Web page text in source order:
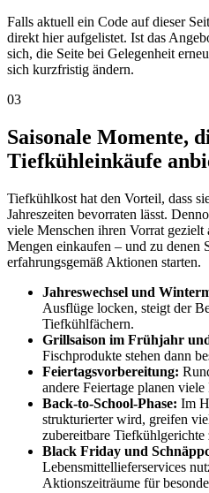
Falls aktuell ein Code auf dieser
direkt hier aufgelistet. Ist das
sich, die Seite bei Gelegenheit
sich kurzfristig ändern.
03
Saisonale Momente,
Tiefkühleinkäufe
Tiefkühlkost hat den Vorteil, dass
Jahreszeiten bevorraten lässt.
viele Menschen ihren Vorrat gezielt
Mengen einkaufen – und zu denen
erfahrungsgemäß Aktionen starten.
Jahreswechsel und
Ausflüge locken, steigt der
Tiefkühlfächern.
Grillsaison im Frühjahr
Fischprodukte stehen dann
Feiertagsvorbereitung:
andere Feiertage planen
Back-to-School-Phase: Im
strukturierter wird, greifen
zubereitbare Tiefkühlgerichte
Black Friday und
Lebensmittellieferservices
Aktionszeiträume für